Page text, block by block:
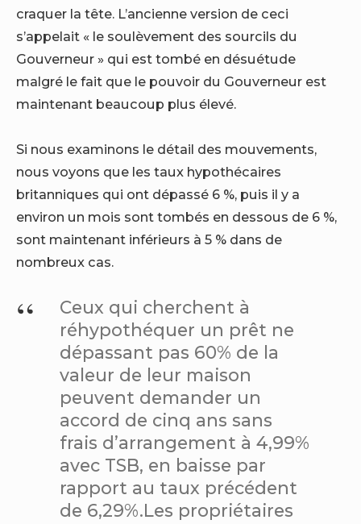
craquer la tête. L’ancienne version de ceci
s’appelait « le soulèvement des sourcils du
Gouverneur » qui est tombé en désuétude
malgré le fait que le pouvoir du Gouverneur est
maintenant beaucoup plus élevé.
Si nous examinons le détail des mouvements,
nous voyons que les taux hypothécaires
britanniques qui ont dépassé 6 %, puis il y a
environ un mois sont tombés en dessous de 6 %,
sont maintenant inférieurs à 5 % dans de
nombreux cas.
Ceux qui cherchent à
réhypothéquer un prêt ne
dépassant pas 60% de la
valeur de leur maison
peuvent demander un
accord de cinq ans sans
frais d’arrangement à 4,99%
avec TSB, en baisse par
rapport au taux précédent
de 6,29%.Les propriétaires